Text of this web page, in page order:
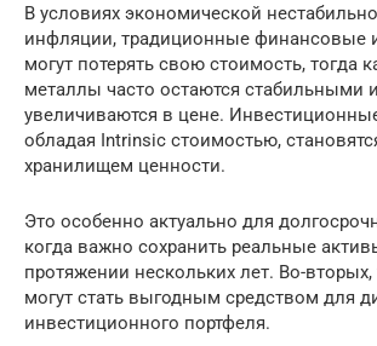
В условиях экономической
инфляции, традиционные финансовые
могут потерять свою стоимость, тогда
металлы часто остаются стабильными
увеличиваются в цене.
обладая Intrinsic стоимостью,
хранилищем ценности.
Это особенно актуально для
когда важно сохранить реальные
протяжении нескольких лет. Во-
могут стать выгодным средством для
инвестиционного портфеля.